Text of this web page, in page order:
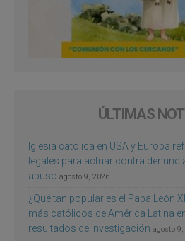
ÚLTIMAS
Iglesia católica en USA y Europa
legales para actuar contra
abuso agosto 9, 2026
¿Qué tan popular es el Papa León
más católicos de América Latina
resultados de investigación agosto